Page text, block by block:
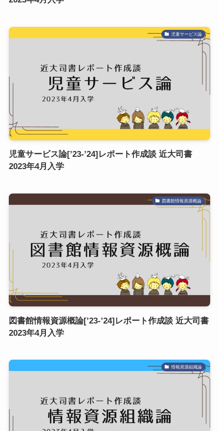
児童サービス論
児童サービス論[’23-’24]レポート作成談 近大司書
2023年4月入学
図書館情報資源概論
図書館情報資源概論[’23-’24]レポート作成談 近大司書
2023年4月入学
情報資源組織論